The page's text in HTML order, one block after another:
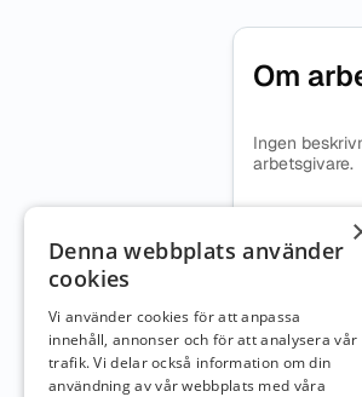
Om
Ingen
arbetsgivare.
2021004920
Besök
Denna webbplats använder
cookies
Vi använder cookies för att anpassa
innehåll, annonser och för att analysera vår
trafik. Vi delar också information om din
användning av vår webbplats med våra